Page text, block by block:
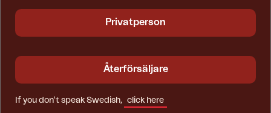
Privatperson
Återförsäljare
If you don't speak Swedish, click here